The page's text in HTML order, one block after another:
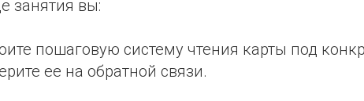
занятия вы:
пошаговую систему чтения карты под
ее на обратной связи.